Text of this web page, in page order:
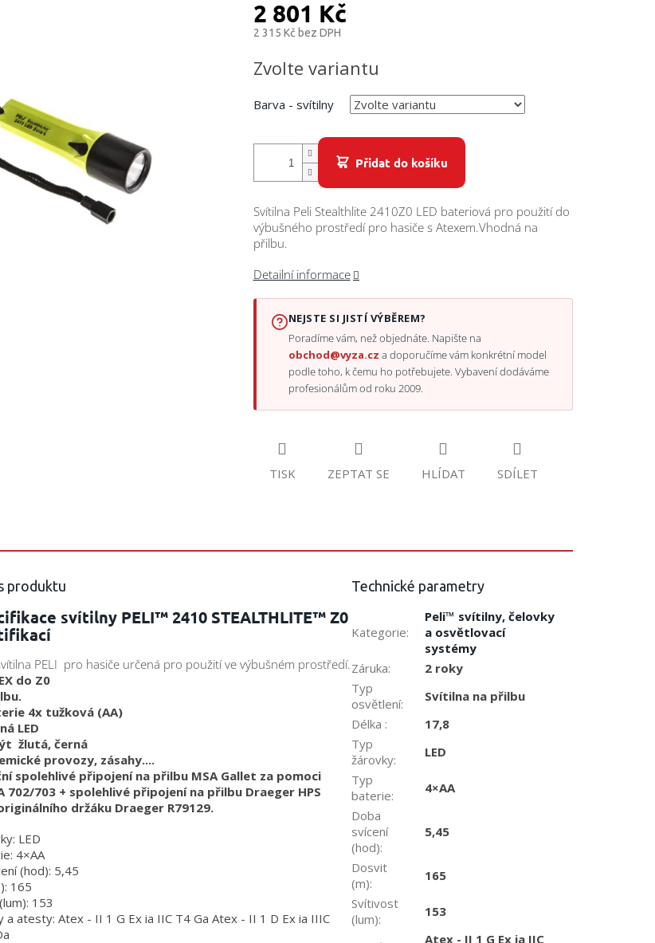
2 801 Kč
2 315 Kč bez DPH
cena:
Zvolte variantu
Barva - svítilny
Přidat do košíku
Svítilna Peli Stealthlite 2410Z0 LED bateriová pro použití do
výbušného prostředí pro hasiče s Atexem.Vhodná na
přilbu.
Detailní informace
NEJSTE SI JISTÍ VÝBĚREM?
Poradíme vám, než objednáte. Napište na
obchod@vyza.cz a doporučíme vám konkrétní model
podle toho, k čemu ho potřebujete. Vybavení dodáváme
profesionálům od roku 2009.
TISK ZEPTAT SE HLÍDAT SDÍLET
produktu
svítilny PELI™ 2410 STEALTHLITE™ Z0
PELI pro hasiče určená pro použití ve výbušném prostředí.
do Z0
4x tužková (AA)
LED
žlutá, černá
provozy, zásahy....
spolehlivé připojení na přilbu MSA Gallet za pomoci
702/703 + spolehlivé připojení na přilbu Draeger HPS
držáku Draeger R79129.
LED
4×AA
(hod): 5,45
165
153
a atesty: Atex - II 1 G Ex ia IIC T4 Ga Atex - II 1 D Ex ia IIIC
Technické parametry
Kategorie:
Peli™ svítilny, čelovky
a osvětlovací
systémy
Záruka:
2 roky
Typ
osvětlení:
Svítilna na přilbu
Délka :
17,8
Typ
žárovky:
LED
Typ
baterie:
4×AA
Doba
svícení
(hod):
5,45
Dosvit
(m):
165
Svítivost
(lum): 153
Atex - II 1 G Ex ia IIC